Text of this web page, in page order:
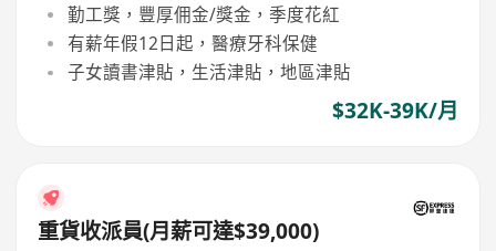
勤工獎，豐厚佣金/獎金，季度花紅
有薪年假12日起，醫療牙科保健
子女讀書津貼，生活津貼，地區津貼
$32K-39K/月
重貨收派員(月薪可達$39,000)